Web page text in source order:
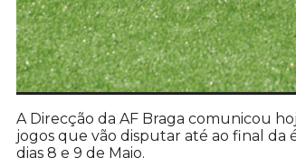
A Direcção da AF Braga comunicou
jogos que vão disputar até ao final da
dias 8 e 9 de Maio.